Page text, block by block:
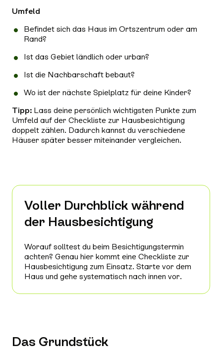
Umfeld
Befindet sich das Haus im Ortszentrum oder am
Rand?
Ist das Gebiet ländlich oder urban?
Ist die Nachbarschaft bebaut?
Wo ist der nächste Spielplatz für deine Kinder?
Tipp: Lass deine persönlich wichtigsten Punkte zum
Umfeld auf der Checkliste zur Hausbesichtigung
doppelt zählen. Dadurch kannst du verschiedene
Häuser später besser miteinander vergleichen.
Voller Durchblick während
der Hausbesichtigung
Worauf solltest du beim Besichtigungstermin
achten? Genau hier kommt eine Checkliste zur
Hausbesichtigung zum Einsatz. Starte vor dem
Haus und gehe systematisch nach innen vor.
Das Grundstück